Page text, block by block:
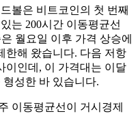
볼은 비트코인의 첫 번째
는 200시간 이동평균선
월요일 이후 가격 상승에
한해 왔습니다. 다음 저항
이인데, 이 가격대는 이달
성한 바 있습니다.
이동평균선이 거시경제